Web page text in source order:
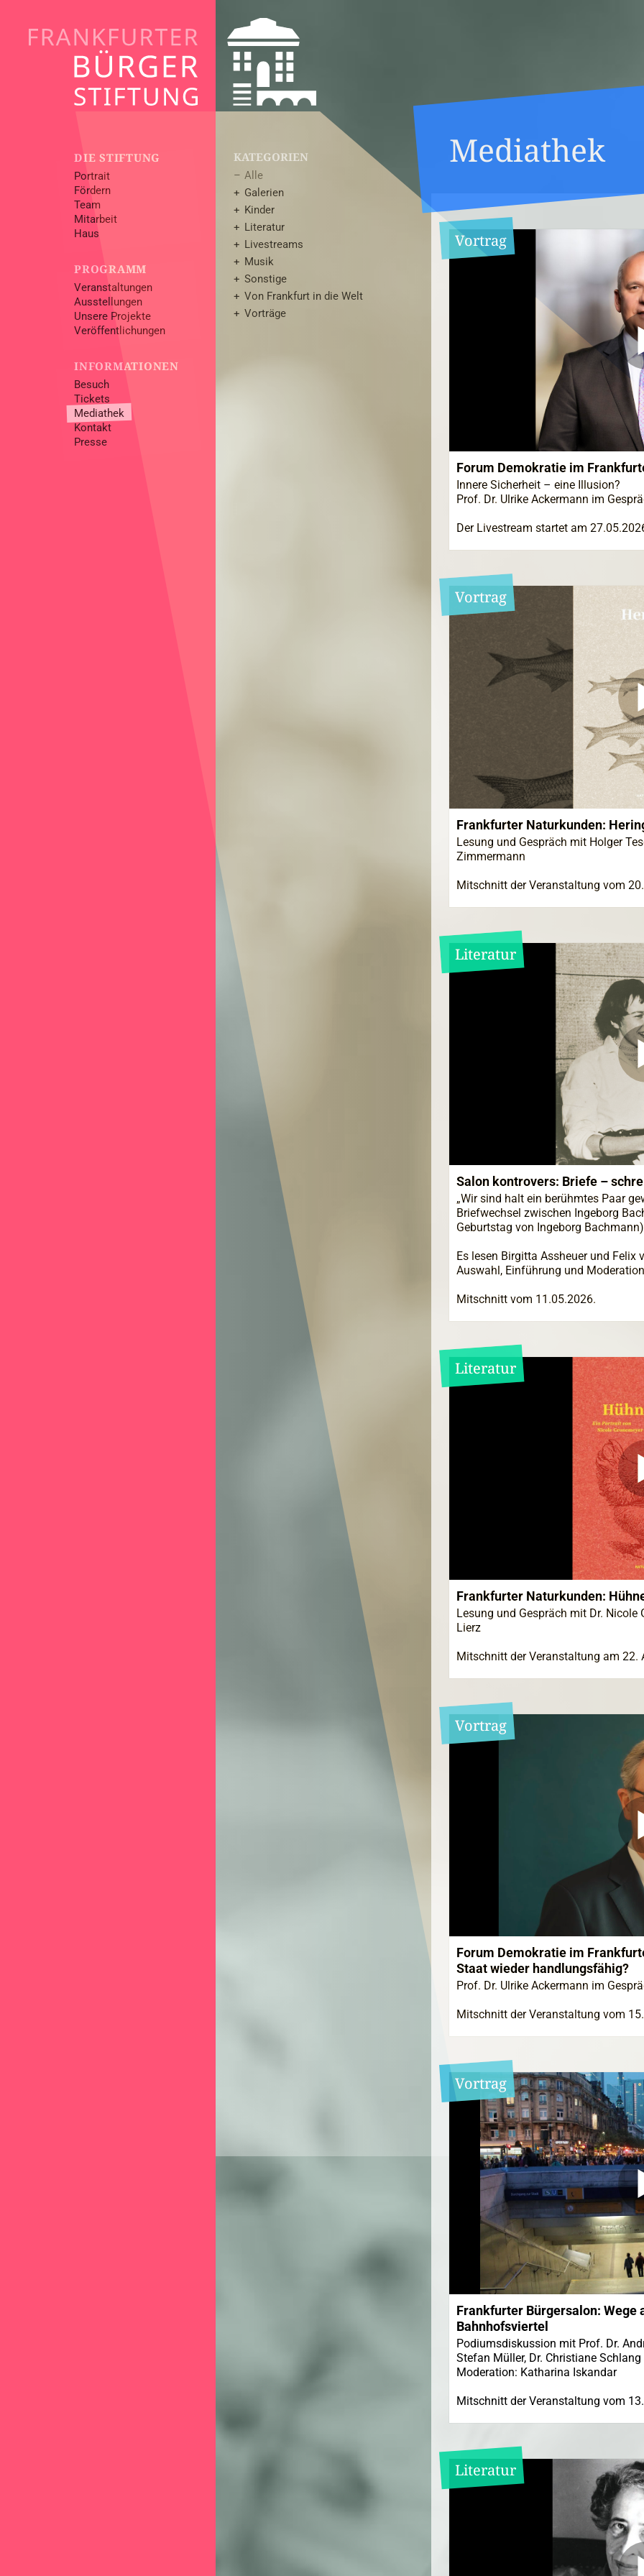
DIE STIFTUNG
Portrait
Fördern
Team
Mitarbeit
Haus
PROGRAMM
Veranstaltungen
Ausstellungen
Unsere Projekte
Veröffentlichungen
INFORMATIONEN
Besuch
Tickets
Mediathek
Kontakt
Presse
KATEGORIEN
Alle
Galerien
Kinder
Literatur
Livestreams
Musik
Sonstige
Von Frankfurt in die Welt
Vorträge
Mediathek
Vortrag
Forum Demokratie im
Innere Sicherheit – eine Illusion?
Prof. Dr. Ulrike Ackermann im
Der Livestream startet am
Vortrag
Frankfurter Naturkunden:
Lesung und Gespräch mit Holger
Zimmermann
Mitschnitt der Veranstaltung vom
Literatur
Salon kontrovers: Briefe –
„Wir sind halt ein berühmtes Paar
Briefwechsel zwischen Ingeborg
Geburtstag von Ingeborg Bachmann)
Es lesen Birgitta Assheuer und Felix
Auswahl, Einführung und
Mitschnitt vom 11.05.2026.
Literatur
Frankfurter Naturkunden:
Lesung und Gespräch mit Dr. Nicole
Lierz
Mitschnitt der Veranstaltung am 22.
Vortrag
Forum Demokratie im
Staat wieder handlungsfähig?
Prof. Dr. Ulrike Ackermann im
Mitschnitt der Veranstaltung vom
Vortrag
Frankfurter Bürgersalon: Wege
Bahnhofsviertel
Podiumsdiskussion mit Prof. Dr.
Stefan Müller, Dr. Christiane
Moderation: Katharina Iskandar
Mitschnitt der Veranstaltung vom
Literatur